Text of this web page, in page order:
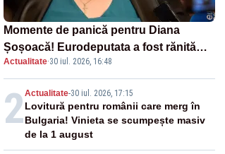
Momente de panică pentru Diana
Șoșoacă! Eurodeputata a fost rănită
într-un accident rutier
Actualitate·30 iul. 2026, 16:48
2Actualitate-30 iul. 2026, 17:15
Lovitură pentru românii care merg în
Bulgaria! Vinieta se scumpește masiv
de la 1 august